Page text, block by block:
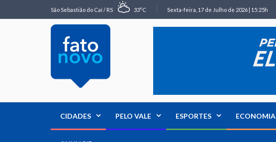
São Sebastião do Caí / RS 33°C Sexta-feira, 17 de Julho de 2026 | 15:25h
CIDADES PELO VALE ESPORTES ECONOMIA